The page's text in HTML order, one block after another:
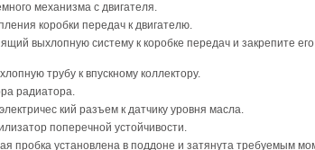
механизма с двигателя.
коробки передач к двигателю.
выхлопную систему к коробке передач и закрепите
трубу к впускному коллектору.
радиатора.
кий разъем к датчику уровня масла.
поперечной устойчивости.
пробка установлена в поддоне и затянута требуемым